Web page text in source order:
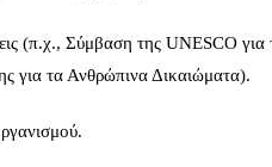
(π.χ., Σύμβαση της UNESCO για
για τα Ανθρώπινα Δικαιώματα).